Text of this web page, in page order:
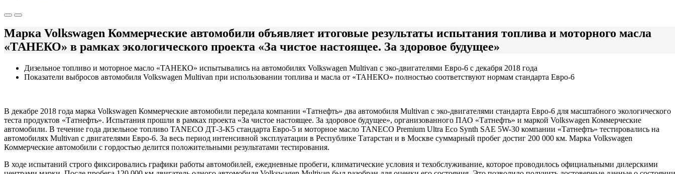
Марка Volkswagen Коммерческие автомобили объявляет итоговые результаты испытания топлива и моторного масла
«ТАНЕКО» в рамках экологического проекта «За чистое настоящее. За здоровое будущее»
Дизельное топливо и моторное масло «ТАНЕКО» испытывались на автомобилях Volkswagen Multivan с эко-двигателями Евро-6 с декабря 2018 года
Показатели выбросов автомобиля Volkswagen Multivan при использовании топлива и масла от «ТАНЕКО» полностью соответствуют нормам стандарта Евро-6
В декабре 2018 года марка Volkswagen Коммерческие автомобили передала компании «Татнефть» два автомобиля Multivan с эко-двигателями стандарта Евро-6 для масштабного экологического
теста продуктов «Татнефть». Испытания прошли в рамках проекта «За чистое настоящее. За здоровое будущее», организованного ПАО «Татнефть» и маркой Volkswagen Коммерческие
автомобили. В течение года дизельное топливо TANECO ДТ-3-К5 стандарта Евро-5 и моторное масло TANECO Premium Ultra Eco Synth SAE 5W-30 компании «Татнефть» тестировались на
автомобилях Multivan с двигателями Евро-6. За весь период интенсивной эксплуатации в Республике Татарстан и в Москве суммарный пробег достиг 200 000 км. Марка Volkswagen
Коммерческие автомобили с гордостью делится положительными результатами тестирования.
В ходе испытаний строго фиксировались графики работы автомобилей, ежедневные пробеги, климатические условия и техобслуживание, которое проводилось официальными дилерскими